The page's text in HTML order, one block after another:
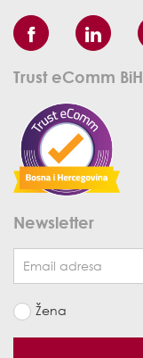
Trust eComm BiH
Newsletter
Žena